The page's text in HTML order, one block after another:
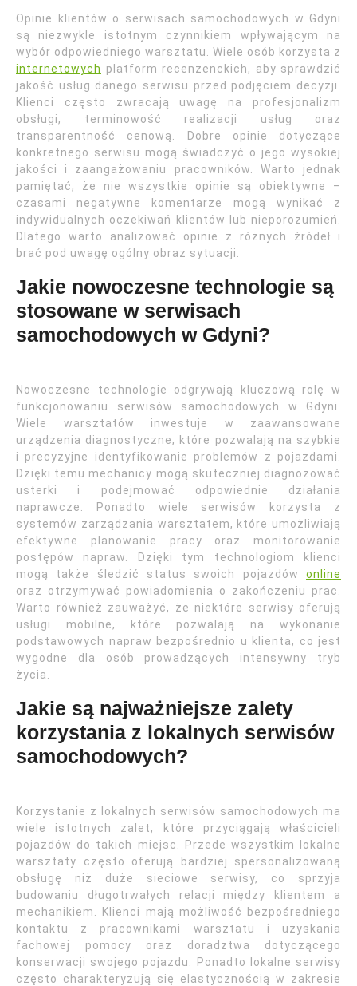
Opinie klientów o serwisach samochodowych w Gdyni
są niezwykle istotnym czynnikiem wpływającym na
wybór odpowiedniego warsztatu. Wiele osób korzysta z
internetowych platform recenzenckich, aby sprawdzić
jakość usług danego serwisu przed podjęciem decyzji.
Klienci często zwracają uwagę na profesjonalizm
obsługi, terminowość realizacji usług oraz
transparentność cenową. Dobre opinie dotyczące
konkretnego serwisu mogą świadczyć o jego wysokiej
jakości i zaangażowaniu pracowników. Warto jednak
pamiętać, że nie wszystkie opinie są obiektywne –
czasami negatywne komentarze mogą wynikać z
indywidualnych oczekiwań klientów lub nieporozumień.
Dlatego warto analizować opinie z różnych źródeł i
brać pod uwagę ogólny obraz sytuacji.
Jakie nowoczesne technologie są
stosowane w serwisach
samochodowych w Gdyni?
Nowoczesne technologie odgrywają kluczową rolę w
funkcjonowaniu serwisów samochodowych w Gdyni.
Wiele warsztatów inwestuje w zaawansowane
urządzenia diagnostyczne, które pozwalają na szybkie
i precyzyjne identyfikowanie problemów z pojazdami.
Dzięki temu mechanicy mogą skuteczniej diagnozować
usterki i podejmować odpowiednie działania
naprawcze. Ponadto wiele serwisów korzysta z
systemów zarządzania warsztatem, które umożliwiają
efektywne planowanie pracy oraz monitorowanie
postępów napraw. Dzięki tym technologiom klienci
mogą także śledzić status swoich pojazdów online
oraz otrzymywać powiadomienia o zakończeniu prac.
Warto również zauważyć, że niektóre serwisy oferują
usługi mobilne, które pozwalają na wykonanie
podstawowych napraw bezpośrednio u klienta, co jest
wygodne dla osób prowadzących intensywny tryb
życia.
Jakie są najważniejsze zalety
korzystania z lokalnych serwisów
samochodowych?
Korzystanie z lokalnych serwisów samochodowych ma
wiele istotnych zalet, które przyciągają właścicieli
pojazdów do takich miejsc. Przede wszystkim lokalne
warsztaty często oferują bardziej spersonalizowaną
obsługę niż duże sieciowe serwisy, co sprzyja
budowaniu długotrwałych relacji między klientem a
mechanikiem. Klienci mają możliwość bezpośredniego
kontaktu z pracownikami warsztatu i uzyskania
fachowej pomocy oraz doradztwa dotyczącego
konserwacji swojego pojazdu. Ponadto lokalne serwisy
często charakteryzują się elastycznością w zakresie